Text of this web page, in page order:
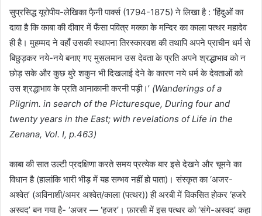
सुप्रसिद्ध यूरोपीय-लेखिका फै़नी पार्क्स (1794-1875) ने लिखा है : ‘हिंदुओं का
दावा है कि काबा की दीवार में फँसा पवित्र मक्का के मन्दिर का काला पत्थर महादेव
ही है। मुहम्मद ने वहाँ उसकी स्थापना तिरस्कारवश की तथापि अपने प्राचीन धर्म से
बिछुड़कर नये-नये बनाए गए मुसलमान उस देवता के प्रति अपने श्रद्धाभाव को न
छोड़ सके और कुछ बुरे शकुन भी दिखलाई देने के कारण नये धर्म के देवताओं को
उस श्रद्धाभाव के प्रति आनाकानी करनी पड़ी।’ (Wanderings of a
Pilgrim. in search of the Picturesque, During four and
twenty years in the East; with revelations of Life in the
Zenana, Vol. I, p.463)
काबा की सात उल्टी प्रदक्षिणा करते समय प्रत्येक बार इसे देखने और चूमने का
विधान है (हालांकि भारी भीड़ में यह सम्भव नहीं हो पाता)। संस्कृत का ‘अजर-
अश्वेत’ (अविनाशी/अमर अश्वेत/काला (पत्थर)) ही अरबी में विकसित होकर ‘हजरे
अस्वद’ बन गया है- ‘अजर — ‘हजर’। फ़ारसी में इस पत्थर को ‘संगे-अस्वद’ कहा